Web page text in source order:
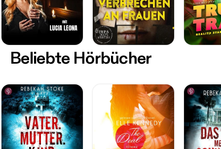
Beliebte Hörbücher